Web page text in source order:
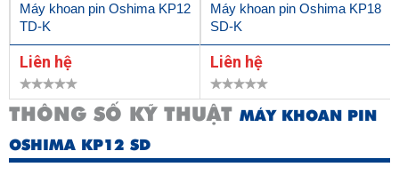
Máy khoan pin Oshima KP12
TD-K
Liên hệ
Máy khoan pin Oshima KP18
SD-K
Liên hệ
THÔNG SỐ KỸ THUẬT MÁY KHOAN PIN
OSHIMA KP12 SD